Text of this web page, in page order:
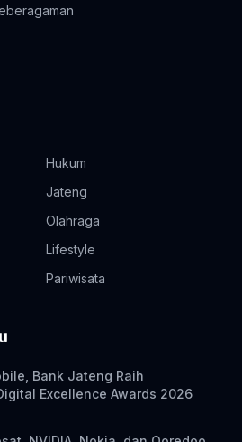
Hukum
Jateng
Olahraga
Lifestyle
Pariwisata
Bank Jateng Raih
Excellence Awards 2026